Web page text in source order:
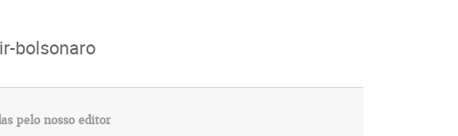
bolsonaro
pelo nosso editor